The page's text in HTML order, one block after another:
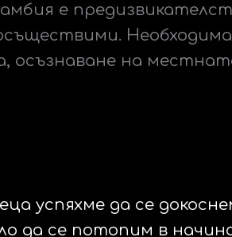
е
на
успяхме да се
да се потопим в